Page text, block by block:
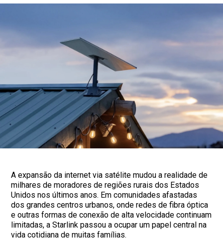
A expansão da internet via satélite mudou a realidade de
milhares de moradores de regiões rurais dos Estados
Unidos nos últimos anos. Em comunidades afastadas
dos grandes centros urbanos, onde redes de fibra óptica
e outras formas de conexão de alta velocidade continuam
limitadas, a Starlink passou a ocupar um papel central na
vida cotidiana de muitas famílias.